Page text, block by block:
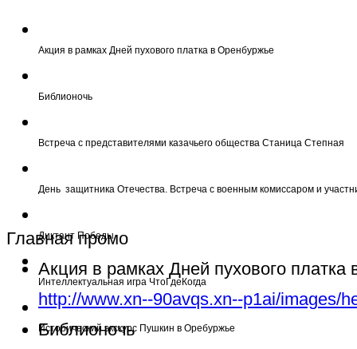
Акция в рамках Дней пухового платка в Оренбуржье
Библионочь
Встреча с представителями казачьего общества Станица Степная
День защитника Отечества. Встреча с военным комиссаром и
Диктант Победы
Интеллектуальная игра ЧтоГдеКогда
Исторический экскурс Пушкин в Оребуржье
Главная промо
Акция в рамках Дней пухового платка
http://www.xn--90avqs.xn--p1ai/images/
Библионочь